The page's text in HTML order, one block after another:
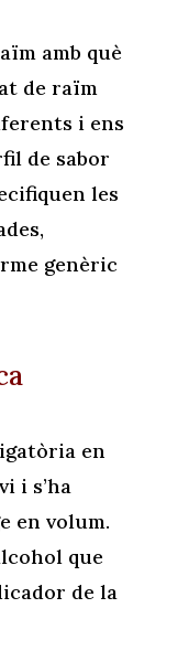
amb què
de raïm
i ens
de sabor
les
genèric
en
i s’ha
en volum.
que
de la